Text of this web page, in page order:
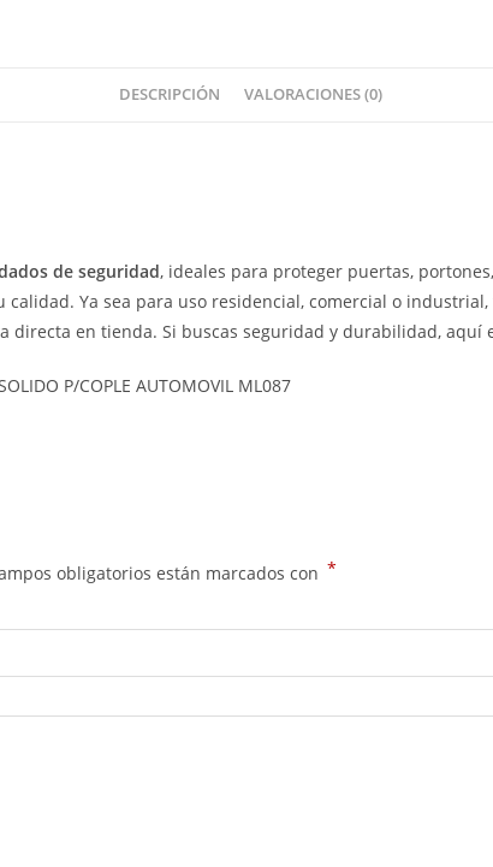
DESCRIPCIÓN VALORACIONES (0)
de seguridad, ideales para proteger puertas,
Ya sea para uso residencial, comercial o
directa en tienda. Si buscas seguridad y durabilidad, aquí
P/COPLE AUTOMOVIL ML087
obligatorios están marcados con *